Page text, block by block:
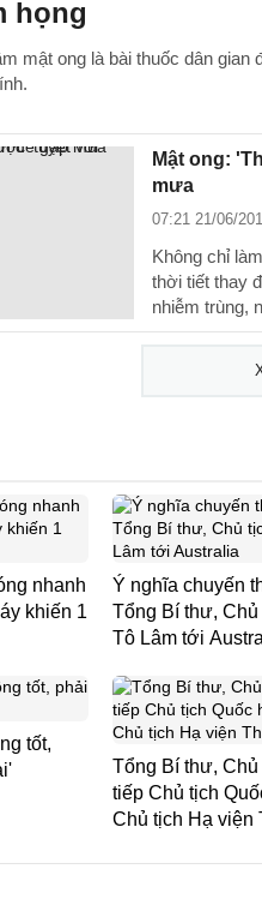
họng
mật ong là bài thuốc dân gian
Mật ong:
mưa
07:21 21/06/
Không chỉ
thời tiết thay
nhiễm trùng,
nhanh
khiến 1
Ý nghĩa chuyến
Tổng Bí thư,
Tô Lâm tới
tốt,
Tổng Bí thư,
tiếp Chủ tịch
Chủ tịch Hạ viện